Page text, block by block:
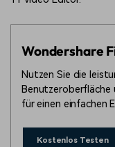
Wondershare
Nutzen Sie die
Benutzeroberfläche
für einen einfachen
Kostenlos Testen